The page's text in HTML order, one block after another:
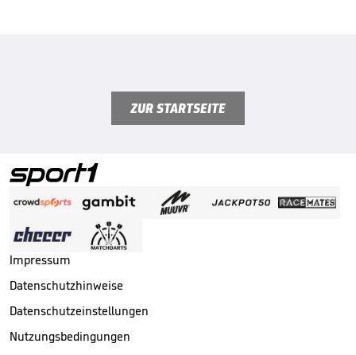
ZUR STARTSEITE
Impressum
Datenschutzhinweise
Datenschutzeinstellungen
Nutzungsbedingungen